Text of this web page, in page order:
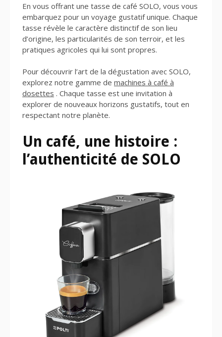
En vous offrant une tasse de café SOLO, vous vous
embarquez pour un voyage gustatif unique. Chaque
tasse révèle le caractère distinctif de son lieu
d’origine, les particularités de son terroir, et les
pratiques agricoles qui lui sont propres.
Pour découvrir l’art de la dégustation avec SOLO,
explorez notre gamme de machines à café à
dosettes . Chaque tasse est une invitation à
explorer de nouveaux horizons gustatifs, tout en
respectant notre planète.
Un café, une histoire :
l’authenticité de SOLO